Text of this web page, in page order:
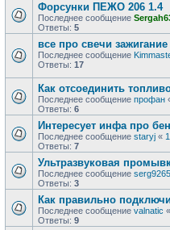
Форсунки ПЕЖО 206 1.4
Последнее сообщение
Ответы: 5
все про свечи зажигание
Последнее сообщение
Ответы: 17
Как отсоединить
Последнее сообщение профан
Ответы: 6
Интересует инфа про
Последнее сообщение staryj «
Ответы: 7
Ультразвуковая
Последнее сообщение
Ответы: 3
Как правильно
Последнее сообщение valnatic «
Ответы: 9